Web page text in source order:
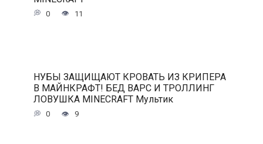
0 11
НУБЫ ЗАЩИЩАЮТ КРОВАТЬ ИЗ КРИПЕРА
В МАЙНКРАФТ! БЕД ВАРС И ТРОЛЛИНГ
ЛОВУШКА MINECRAFT Мультик
0 9